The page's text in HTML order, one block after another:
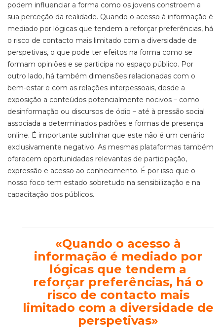
podem influenciar a forma como os jovens constroem a
sua perceção da realidade. Quando o acesso à informação é
mediado por lógicas que tendem a reforçar preferências, há
o risco de contacto mais limitado com a diversidade de
perspetivas, o que pode ter efeitos na forma como se
formam opiniões e se participa no espaço público. Por
outro lado, há também dimensões relacionadas com o
bem-estar e com as relações interpessoais, desde a
exposição a conteúdos potencialmente nocivos – como
desinformação ou discursos de ódio – até à pressão social
associada a determinados padrões e formas de presença
online. É importante sublinhar que este não é um cenário
exclusivamente negativo. As mesmas plataformas também
oferecem oportunidades relevantes de participação,
expressão e acesso ao conhecimento. É por isso que o
nosso foco tem estado sobretudo na sensibilização e na
capacitação dos públicos.
«Quando o acesso à
informação é mediado por
lógicas que tendem a
reforçar preferências, há o
risco de contacto mais
limitado com a diversidade de
perspetivas»